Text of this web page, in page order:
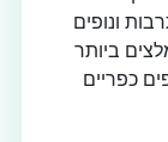
ונופים
ביותר
כפריים